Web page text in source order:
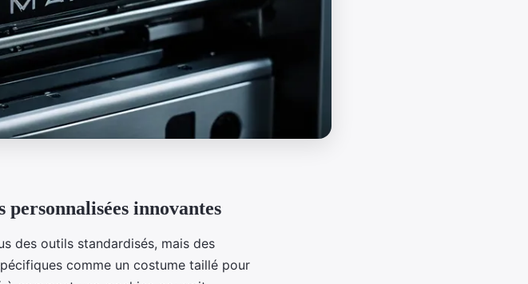
innovantes
des outils standardisés, mais des
comme un costume taillé pour